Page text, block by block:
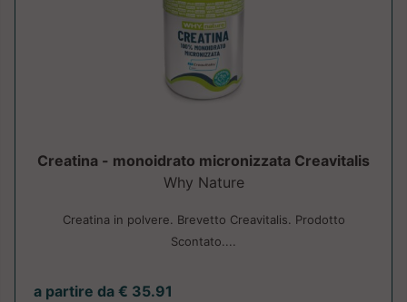
Creatina - monoidrato micronizzata Creavitalis
Why Nature
Creatina in polvere. Brevetto Creavitalis. Prodotto
Scontato....
a partire da € 35.91